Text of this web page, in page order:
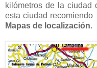
kilómetros de la ciudad
esta ciudad recomiendo
Mapas de localización.